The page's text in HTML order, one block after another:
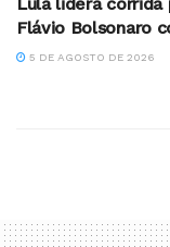
Flávio Bolsonaro
5 DE AGOSTO DE 2026